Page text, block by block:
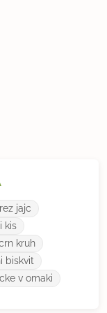
jajc
kis
kruh
biskvit
v omaki